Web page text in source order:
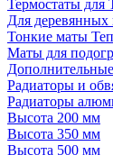
Термостаты для
Для
Тонкие маты
Маты для
Радиаторы и
Радиаторы
Высота 200 мм
Высота 350 мм
Высота 500 мм